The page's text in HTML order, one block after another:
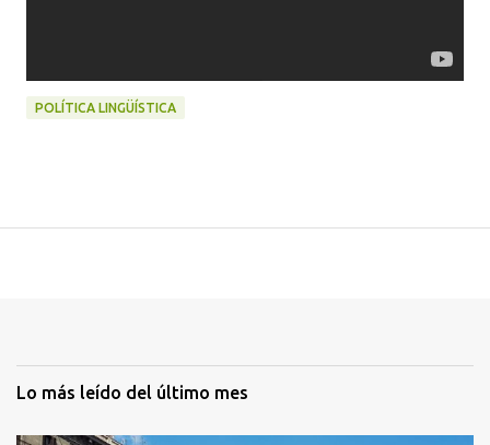
POLÍTICA LINGÜÍSTICA
Lo más leído del último mes